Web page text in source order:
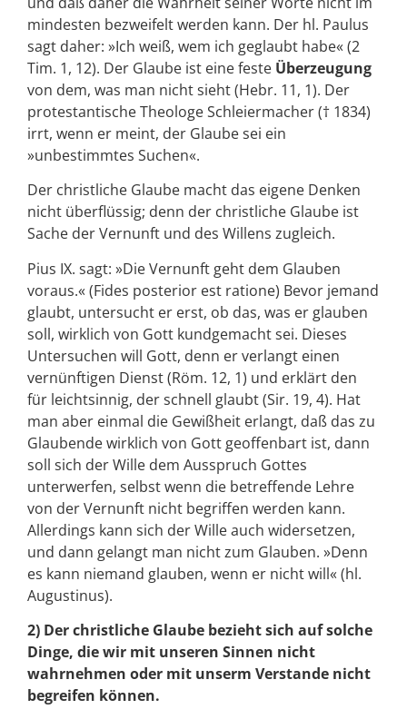
mindesten bezweifelt werden kann. Der hl. Paulus
sagt daher: »Ich weiß, wem ich geglaubt habe« (2
Tim. 1, 12). Der Glaube ist eine feste Überzeugung
von dem, was man nicht sieht (Hebr. 11, 1). Der
protestantische Theologe Schleiermacher († 1834)
irrt, wenn er meint, der Glaube sei ein
»unbestimmtes Suchen«.
Der christliche Glaube macht das eigene Denken
nicht überflüssig; denn der christliche Glaube ist
Sache der Vernunft und des Willens zugleich.
Pius IX. sagt: »Die Vernunft geht dem Glauben
voraus.« (Fides posterior est ratione) Bevor jemand
glaubt, untersucht er erst, ob das, was er glauben
soll, wirklich von Gott kundgemacht sei. Dieses
Untersuchen will Gott, denn er verlangt einen
vernünftigen Dienst (Röm. 12, 1) und erklärt den
für leichtsinnig, der schnell glaubt (Sir. 19, 4). Hat
man aber einmal die Gewißheit erlangt, daß das zu
Glaubende wirklich von Gott geoffenbart ist, dann
soll sich der Wille dem Ausspruch Gottes
unterwerfen, selbst wenn die betreffende Lehre
von der Vernunft nicht begriffen werden kann.
Allerdings kann sich der Wille auch widersetzen,
und dann gelangt man nicht zum Glauben. »Denn
es kann niemand glauben, wenn er nicht will« (hl.
Augustinus).
2) Der christliche Glaube bezieht sich auf solche
Dinge, die wir mit unseren Sinnen nicht
wahrnehmen oder mit unserm Verstande nicht
begreifen können.